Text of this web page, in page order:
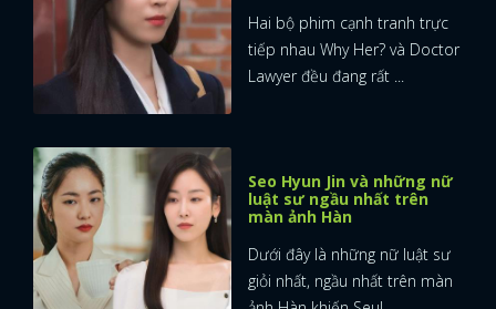
Hai bộ phim cạnh tranh trực
tiếp nhau Why Her? và Doctor
Lawyer đều đang rất ...
Seo Hyun Jin và những nữ
luật sư ngầu nhất trên
màn ảnh Hàn
Dưới đây là những nữ luật sư
giỏi nhất, ngầu nhất trên màn